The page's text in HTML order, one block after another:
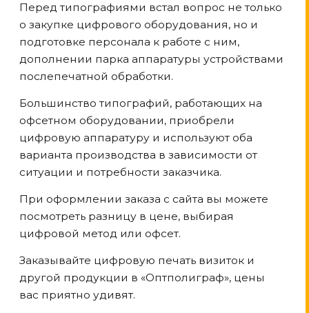
Перед типографиями встал вопрос не только
о закупке цифрового оборудования, но и
подготовке персонала к работе с ним,
дополнении парка аппаратуры устройствами
послепечатной обработки.
Большинство типографий, работающих на
офсетном оборудовании, приобрели
цифровую аппаратуру и используют оба
варианта производства в зависимости от
ситуации и потребности заказчика.
При оформлении заказа с сайта вы можете
посмотреть разницу в цене, выбирая
цифровой метод или офсет.
Заказывайте цифровую печать визиток и
другой продукции в «Оптполиграф», цены
вас приятно удивят.